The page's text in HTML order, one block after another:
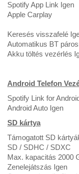
Spotify App Link Igen
Apple Carplay
Keresés visszafelé
Automatikus BT
Akku töltés vezérlés
Android Telefon
Spotify Link for
Android Auto Igen
SD kártya
Támogatott SD
SD / SDHC / SDXC
Max. kapacitás 2000
Zenelejátszás Igen